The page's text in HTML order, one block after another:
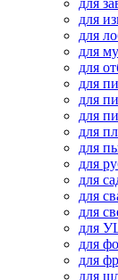
для
для
для
для
для
для
для
для
для
для
для
для
для
для
для
для
для
для